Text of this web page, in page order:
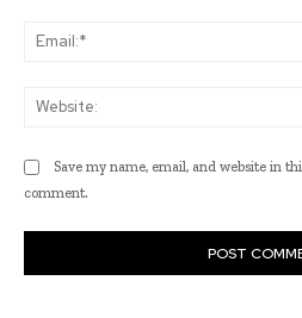
Save my name, email, and website in
comment.